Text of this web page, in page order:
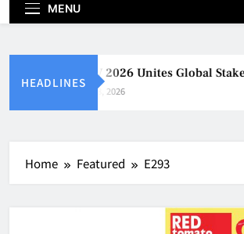
MENU
HEADLINES
MBEW 2026 Unites Global
Aug 8, 2026
Home Featured E293